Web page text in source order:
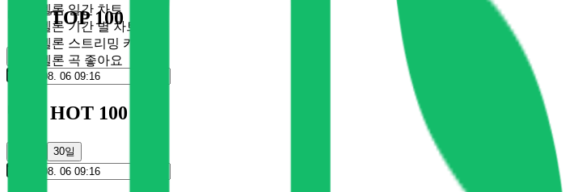
멜론 일간 차트
멜론 기간 별 차트
멜론 스트리밍 카드
멜론 곡 좋아요
멜론 TOP 100
멜론 HOT 100
30일